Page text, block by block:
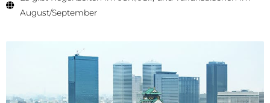
August/September